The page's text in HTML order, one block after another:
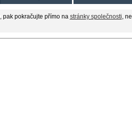
, pak pokračujte přímo na stránky společnosti ,